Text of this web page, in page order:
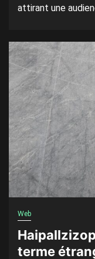
attirant une
Web
terme